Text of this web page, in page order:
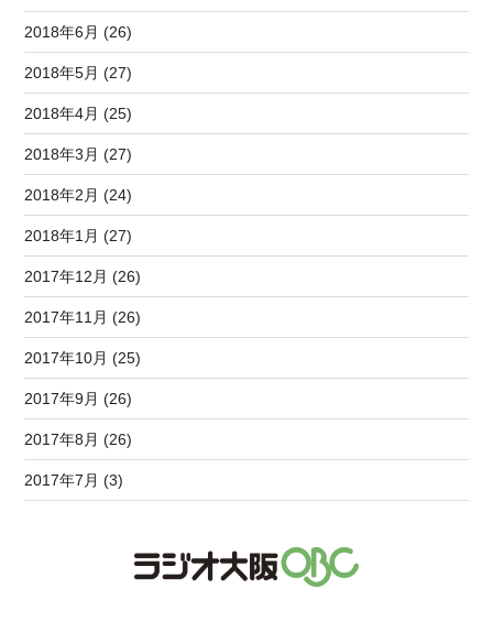
2018年6月 (26)
2018年5月 (27)
2018年4月 (25)
2018年3月 (27)
2018年2月 (24)
2018年1月 (27)
2017年12月 (26)
2017年11月 (26)
2017年10月 (25)
2017年9月 (26)
2017年8月 (26)
2017年7月 (3)